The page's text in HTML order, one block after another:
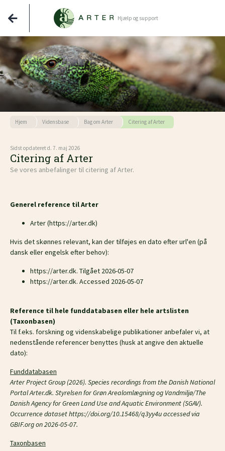
Hjælp og support
Hjem Vidensbase Bag om Arter Citering af Arter
Sidst opdateret d. 7. maj 2026
Citering af Arter
Se vores anbefalinger til citering af Arter.
Generel reference til Arter
Arter (https://arter.dk)
Hvis det skønnes relevant, kan der tilføjes en dato efter url'en (på
dansk eller engelsk efter behov):
https://arter.dk. Tilgået 2026-05-07
https://arter.dk. Accessed 2026-05-07
Reference til hele funddatabasen eller hele artslisten
(Taxonbasen)
Til f.eks. forskning og videnskabelige publikationer anbefaler vi, at
nedenstående referencer benyttes (husk at angive den aktuelle
dato):
Funddatabasen
Arter Project Group (2026). Species recordings from the Danish National
Portal Arter.dk. Styrelsen for Grøn Arealomlægning og Vandmiljø/The
Danish Agency for Green Land Use and Aquatic Environment (SGAV).
Occurrence dataset https://doi.org/10.15468/q3yy4u accessed via
GBIF.org on 2026-05-07.
Taxonbasen